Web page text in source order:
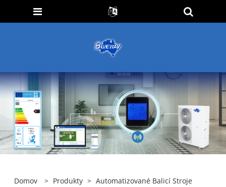
Domov > Produkty > Automatizované Balicí Stroje